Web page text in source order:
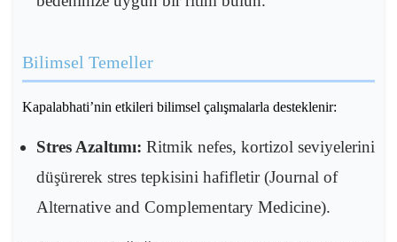
Bilimsel Temeller
Kapalabhati’nin etkileri bilimsel çalışmalarla desteklenir:
Stres Azaltımı: Ritmik nefes, kortizol seviyelerini
düşürerek stres tepkisini hafifletir (Journal of
Alternative and Complementary Medicine).